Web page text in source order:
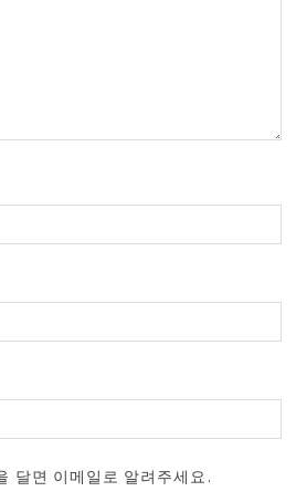
달면 이메일로 알려주세요.